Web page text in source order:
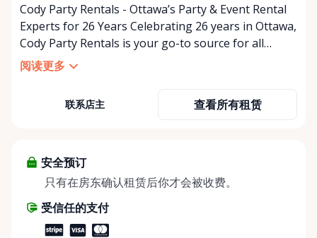
Cody Party Rentals - Ottawa’s Party & Event Rental
Experts for 26 Years Celebrating 26 years in Ottawa,
Cody Party Rentals is your go-to source for all
things party and event rentals. We’re proud to be a
partner of Rent Anything, expanding our offerings
At Cody Party Rentals, we believe in the power of
about more than just saving money; it’s about
helping people enjoy more for less while making a
share instead of buy, we’re all doing our part to
make things easier on Mother Nature.
阅读更多
联系店主 查看所有租赁
安全预订
只有在房东确认租赁后你才会被收费。
受信任的支付